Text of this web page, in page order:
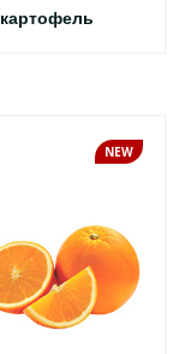
картофель
NEW